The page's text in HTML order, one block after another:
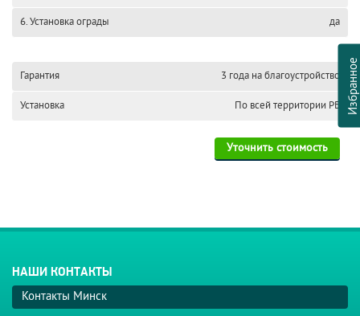
6. Установка ограды да
Гарантия 3 года на благоустройство
Установка По всей территории РБ
Уточнить стоимость
НАШИ КОНТАКТЫ
Контакты Минск